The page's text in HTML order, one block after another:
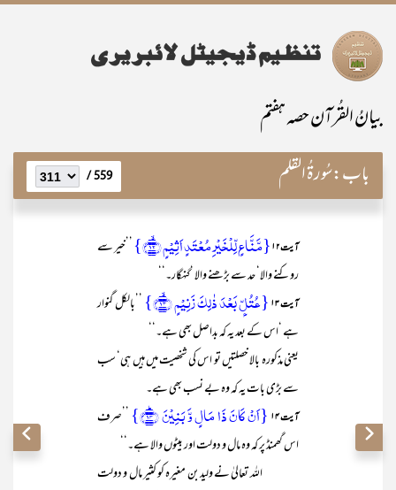
بیانُ القُرآن حصہ ہفتم
باب:سُورۃُ القَلَم 559 /
آیت ۱۲ {مَّنَّاعٍ لِّلۡخَیۡرِ مُعۡتَدٍ اَثِیۡمٍ ﴿ۙ۱۲﴾}
’’خیر سے
روکنے والا‘ حد سے بڑھنے والا ‘گنہگار۔‘‘
آیت ۱۳ {عُتُلٍّۭ بَعۡدَ ذٰلِکَ زَنِیۡمٍ ﴿ۙ۱۳﴾}
’’بالکل گنوار
ہے ‘اس کے بعد یہ کہ بداصل بھی ہے۔‘‘
یعنی مذکورہ بالا خصلتیں تو اس کی شخصیت میں ہیں ہی‘ سب
سے بڑی بات یہ کہ وہ بے نسب بھی ہے۔
آیت ۱۴ {اَنۡ کَانَ ذَا مَالٍ وَّ بَنِیۡنَ ﴿ؕ۱۴﴾}
’’صرف
اس گھمنڈ پر کہ وہ مال و دولت اور بیٹوں والا ہے۔‘‘
اللہ تعالیٰ نے ولید بن مغیرہ کو کثیر مال و دولت